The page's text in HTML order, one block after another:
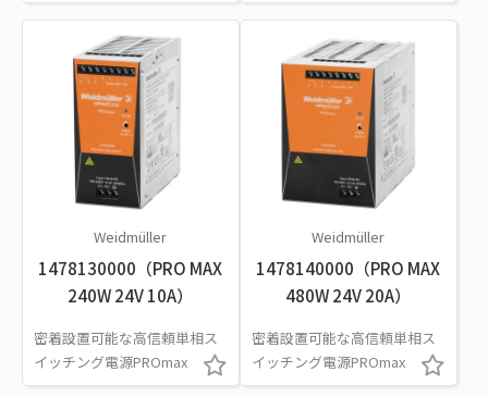
Weidmüller
1478130000（PRO MAX
240W 24V 10A）
密着設置可能な高信頼単相ス
イッチング電源PROmax
Weidmüller
1478140000（PRO MAX
480W 24V 20A）
密着設置可能な高信頼単相ス
イッチング電源PROmax